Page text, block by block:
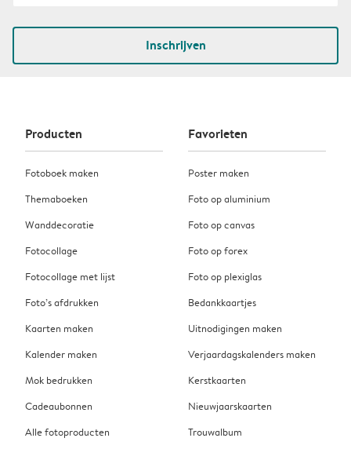
Inschrijven
Producten
Fotoboek maken
Themaboeken
Wanddecoratie
Fotocollage
Fotocollage met lijst
Foto’s afdrukken
Kaarten maken
Kalender maken
Mok bedrukken
Cadeaubonnen
Alle fotoproducten
Favorieten
Poster maken
Foto op aluminium
Foto op canvas
Foto op forex
Foto op plexiglas
Bedankkaartjes
Uitnodigingen maken
Verjaardagskalenders maken
Kerstkaarten
Nieuwjaarskaarten
Trouwalbum